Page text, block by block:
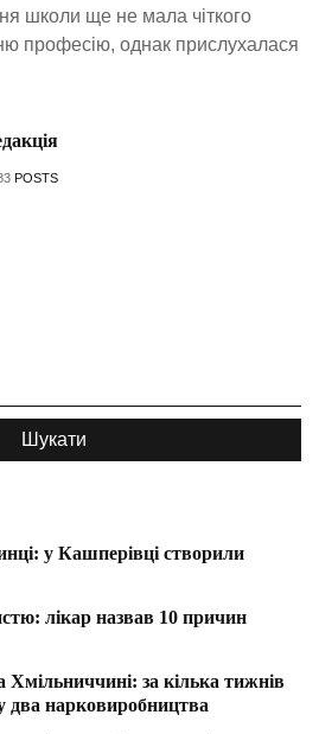
школи ще не мала чіткого
професію, однак прислухалася
POSTS
у Кашперівці створили
лікар назвав 10 причин
за кілька тижнів
два нарковиробництва